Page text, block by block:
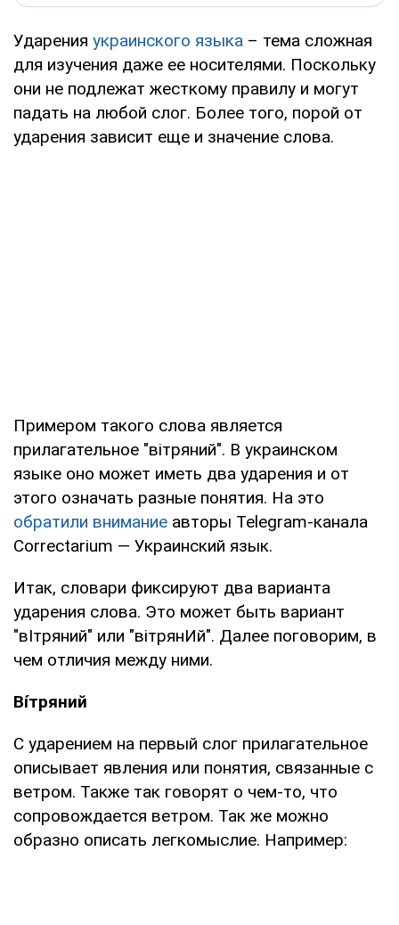
Ударения украинского языка – тема сложная
для изучения даже ее носителями. Поскольку
они не подлежат жесткому правилу и могут
падать на любой слог. Более того, порой от
ударения зависит еще и значение слова.
Примером такого слова является
прилагательное "вітряний". В украинском
языке оно может иметь два ударения и от
этого означать разные понятия. На это
обратили внимание авторы Telegram-канала
Correctarium — Украинский язык.
Итак, словари фиксируют два варианта
ударения слова. Это может быть вариант
"вІтряний" или "вітрянИй". Далее поговорим, в
чем отличия между ними.
Вíтряний
С ударением на первый слог прилагательное
описывает явления или понятия, связанные с
ветром. Также так говорят о чем-то, что
сопровождается ветром. Так же можно
образно описать легкомыслие. Например: